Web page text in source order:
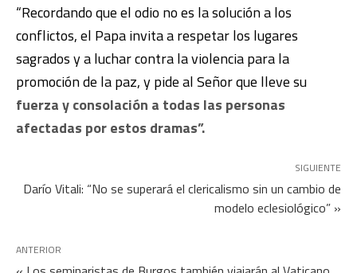
“Recordando que el odio no es la solución a los
conflictos, el Papa invita a respetar los lugares
sagrados y a luchar contra la violencia para la
promoción de la paz, y pide al Señor que lleve su
fuerza y consolación a todas las personas
afectadas por estos dramas”.
SIGUIENTE
Darío Vitali: “No se superará el clericalismo sin un cambio de
modelo eclesiológico” »
ANTERIOR